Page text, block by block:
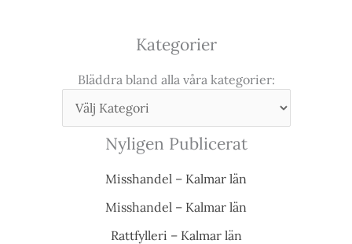
Kategorier
Bläddra bland alla våra kategorier:
Nyligen Publicerat
Misshandel – Kalmar län
Misshandel – Kalmar län
Rattfylleri – Kalmar län